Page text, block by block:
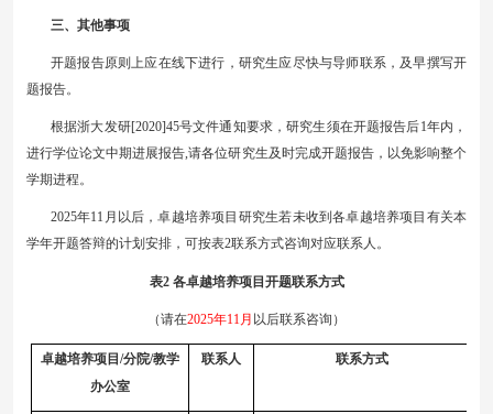
三、其他事项
开题报告原则上应在线下进行，研究生应尽快与导师联系，及早撰写开
题报告。
根据浙大发研[2020]45号文件通知要求，研究生须在开题报告后1年内，
进行学位论文中期进展报告,请各位研究生及时完成开题报告，以免影响整个
学期进程。
2025年11月以后，卓越培养项目研究生若未收到各卓越培养项目有关本
学年开题答辩的计划安排，可按表2联系方式咨询对应联系人。
表2 各卓越培养项目开题联系方式
（请在2025年11月 以后联系咨询）
卓越培养项目 /分院/教学
办公室
联系人 联系方式